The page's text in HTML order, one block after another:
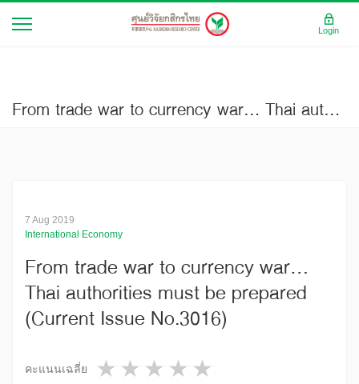
From trade war to currency war… Thai authorities must be prepared (Current Issue No.3016)
7 Aug 2019
International Economy
From trade war to currency war…
Thai authorities must be prepared
(Current Issue No.3016)
คะแนนเฉลี่ย 4 stars
3 stars
2 stars
1 star
Login